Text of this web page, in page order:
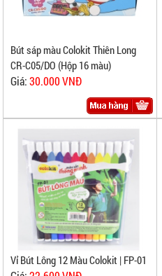
Bút sáp màu Colokit Thiên Long
CR-C05/DO (Hộp 16 màu)
Giá:30.000 VNĐ
Vỉ Bút Lông 12 Màu Colokit | FP-01